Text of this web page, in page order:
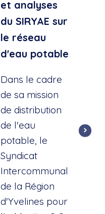
et analyses
du SIRYAE sur
le réseau
d'eau potable
Dans le cadre
de sa mission
de distribution
de l'eau
potable, le
Syndicat
Intercommunal
de la Région
d'Yvelines pour